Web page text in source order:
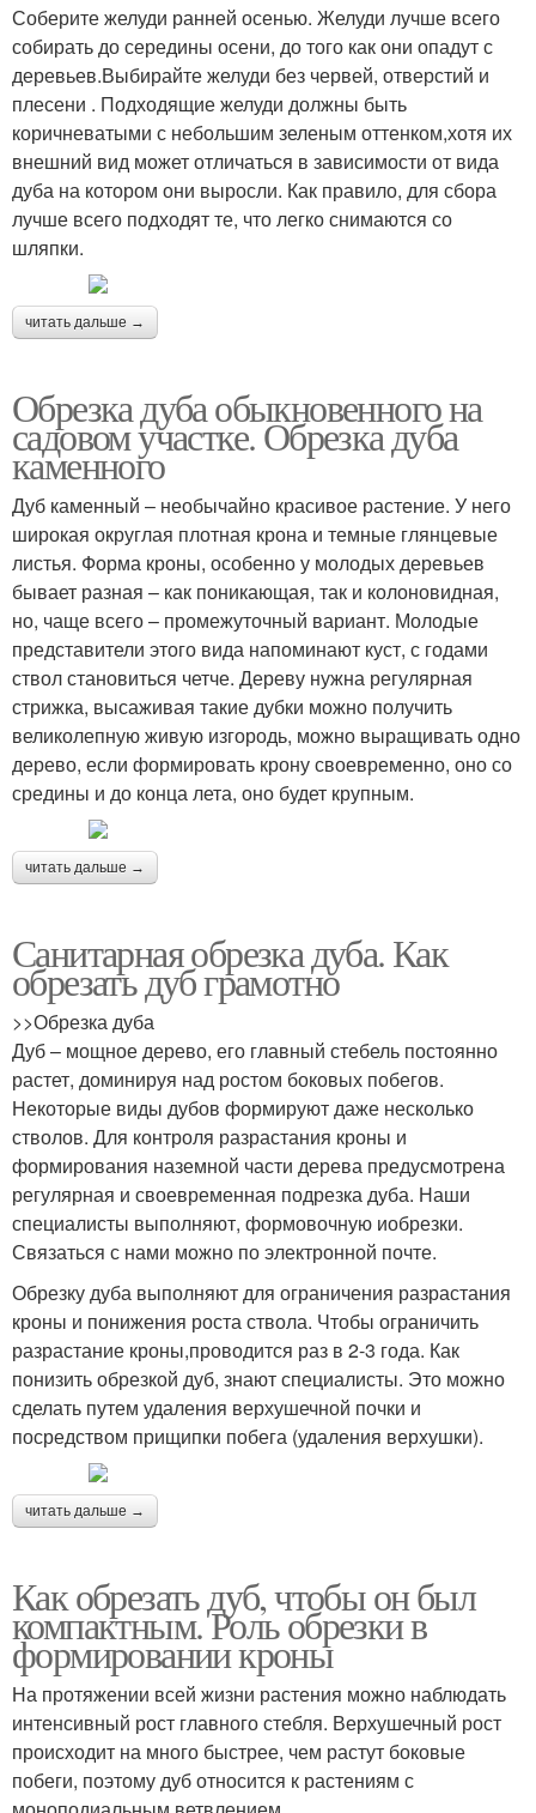
Соберите желуди ранней осенью. Желуди лучше всего
собирать до середины осени, до того как они опадут с
деревьев.Выбирайте желуди без червей, отверстий и
плесени . Подходящие желуди должны быть
коричневатыми с небольшим зеленым оттенком,хотя их
внешний вид может отличаться в зависимости от вида
дуба на котором они выросли. Как правило, для сбора
лучше всего подходят те, что легко снимаются со
шляпки.
читать дальше →
Обрезка дуба обыкновенного на
садовом участке. Обрезка дуба
каменного
Дуб каменный – необычайно красивое растение. У него
широкая округлая плотная крона и темные глянцевые
листья. Форма кроны, особенно у молодых деревьев
бывает разная – как поникающая, так и колоновидная,
но, чаще всего – промежуточный вариант. Молодые
представители этого вида напоминают куст, с годами
ствол становиться четче. Дереву нужна регулярная
стрижка, высаживая такие дубки можно получить
великолепную живую изгородь, можно выращивать одно
дерево, если формировать крону своевременно, оно со
средины и до конца лета, оно будет крупным.
читать дальше →
Санитарная обрезка дуба. Как
обрезать дуб грамотно
>>Обрезка дуба
Дуб – мощное дерево, его главный стебель постоянно
растет, доминируя над ростом боковых побегов.
Некоторые виды дубов формируют даже несколько
стволов. Для контроля разрастания кроны и
формирования наземной части дерева предусмотрена
регулярная и своевременная подрезка дуба. Наши
специалисты выполняют, формовочную иобрезки.
Связаться с нами можно по электронной почте.
Обрезку дуба выполняют для ограничения разрастания
кроны и понижения роста ствола. Чтобы ограничить
разрастание кроны,проводится раз в 2-3 года. Как
понизить обрезкой дуб, знают специалисты. Это можно
сделать путем удаления верхушечной почки и
посредством прищипки побега (удаления верхушки).
читать дальше →
Как обрезать дуб, чтобы он был
компактным. Роль обрезки в
формировании кроны
На протяжении всей жизни растения можно наблюдать
интенсивный рост главного стебля. Верхушечный рост
происходит на много быстрее, чем растут боковые
побеги, поэтому дуб относится к растениям с